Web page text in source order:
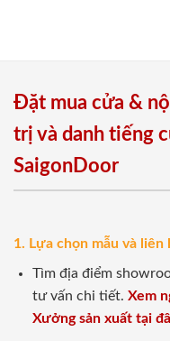
Đặt mua cửa &
trị và danh tiếng
SaigonDoor
1. Lựa chọn mẫu và
Tìm địa điểm
tư vấn chi tiết. Xem
Xưởng sản xuất tại